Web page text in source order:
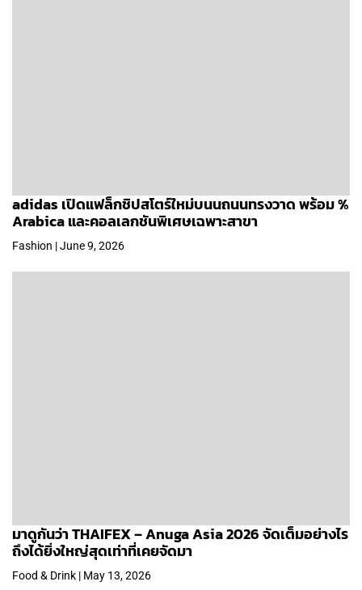
adidas เปิดแฟล็กชิปสโตร์ใหม่บนนถนนทรงวาด พร้อม %
Arabica และคอลเลกชันพิเศษเฉพาะสาขา
Fashion | June 9, 2026
มาดูกันว่า THAIFEX – Anuga Asia 2026 จัดเต็มอย่างไร
ถึงได้ยิ่งใหญ่สุดเท่าที่เคยจัดมา
Food & Drink | May 13, 2026